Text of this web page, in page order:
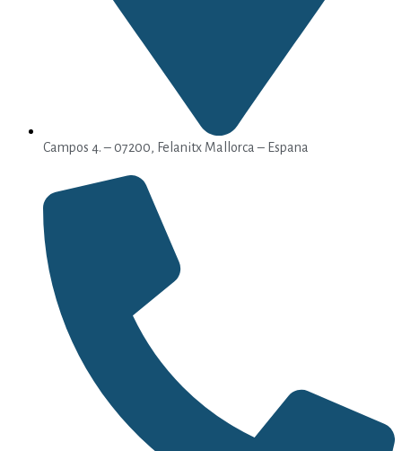
Campos 4. – 07200, Felanitx Mallorca – Espana